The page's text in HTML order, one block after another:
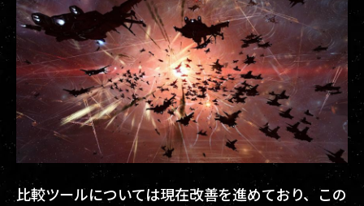
比較ツールについては現在改善を進めており、この